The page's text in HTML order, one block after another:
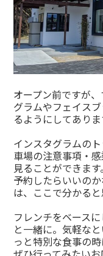
オープン前ですが
グラムやフェイス
るようにしてありま
インスタグラムの
車場の注意事項・
見ることができま
予約したらいいの
は、ここで分かると
フレンチをベース
と一緒に。気軽な
っと特別な食事の